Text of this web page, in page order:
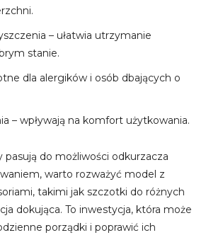
– ułatwia utrzymanie
stanie.
dla alergików i osób dbających o
– wpływają na komfort użytkowania.
pasują do możliwości odkurzacza
warto rozważyć model z
takimi jak szczotki do różnych
dokująca. To inwestycja, która może
porządki i poprawić ich